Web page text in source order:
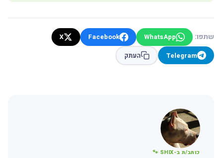
שתפו: WhatsApp
Facebook
X
Telegram
העתק
כותב/ת ב-SHIX 🐾